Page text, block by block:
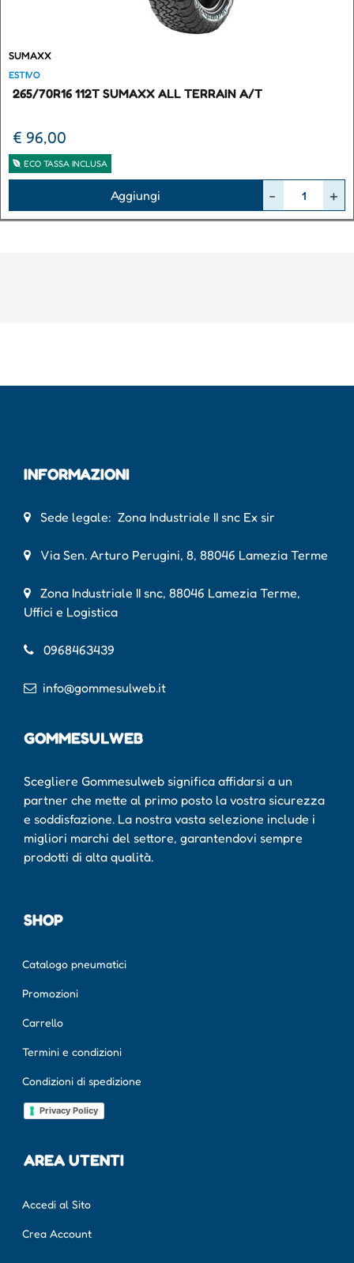
SUMAXX
ESTIVO
265/70R16 112T SUMAXX ALL TERRAIN A/T
€ 96,00
ECO TASSA INCLUSA
Aggiungi
INFORMAZIONI
Sede legale: Zona Industriale II snc Ex sir
Via Sen. Arturo Perugini, 8, 88046 Lamezia Terme
Zona Industriale II snc, 88046 Lamezia Terme,
Uffici e Logistica
0968463439
info@gommesulweb.it
GOMMESULWEB
Scegliere Gommesulweb significa affidarsi a un
partner che mette al primo posto la vostra sicurezza
e soddisfazione. La nostra vasta selezione include i
migliori marchi del settore, garantendovi sempre
prodotti di alta qualità.
SHOP
Catalogo pneumatici
Promozioni
Carrello
Termini e condizioni
Condizioni di spedizione
Privacy Policy
AREA UTENTI
Accedi al Sito
Crea Account